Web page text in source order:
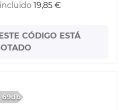
19,85 €
CÓDIGO ESTÁ
69db